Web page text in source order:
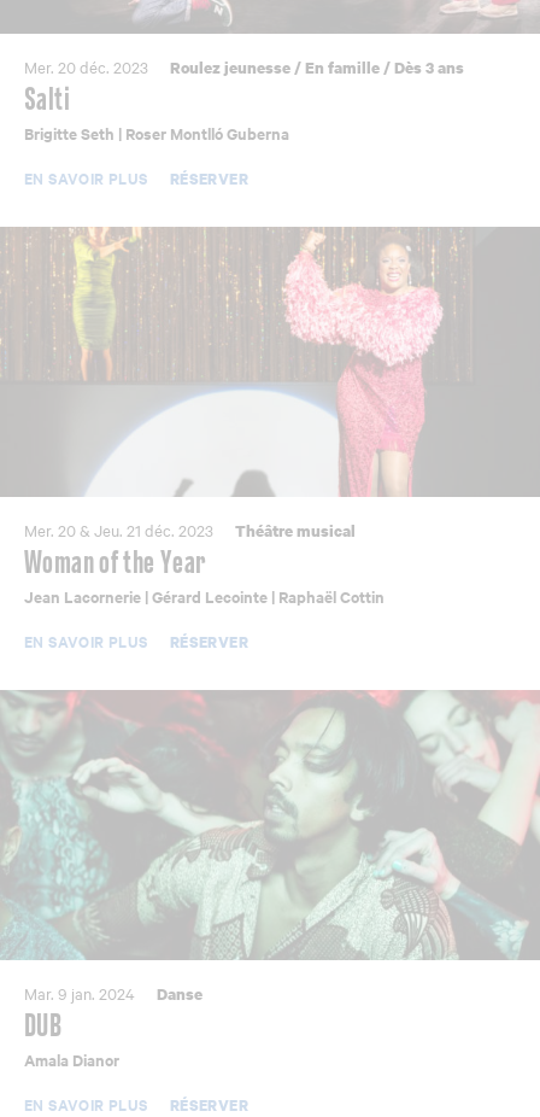
Mer. 20 déc. 2023 Roulez jeunesse/ En famille/ Dès 3 ans
Salti
Brigitte Seth | Roser Montlló Guberna
EN SAVOIR PLUS
RÉSERVER
Mer. 20 & Jeu. 21 déc. 2023 Théâtre musical
Woman of the Year
Jean Lacornerie | Gérard Lecointe | Raphaël Cottin
EN SAVOIR PLUS
RÉSERVER
Mar. 9 jan. 2024 Danse
DUB
Amala Dianor
EN SAVOIR PLUS
RÉSERVER